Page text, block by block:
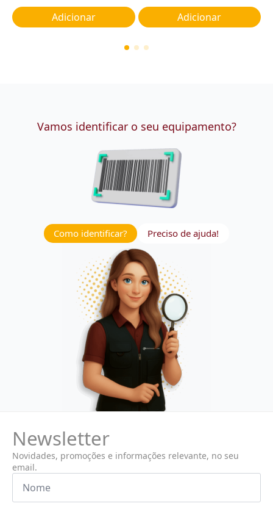
Adicionar Adicionar
Vamos identificar o seu equipamento?
Como identificar? Preciso de ajuda!
Newsletter
Novidades, promoções e informações relevante, no seu
email.
Nome